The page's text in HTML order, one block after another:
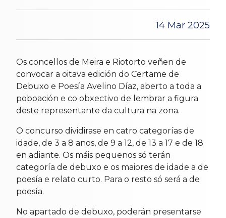
14 Mar 2025
Os concellos de Meira e Riotorto veñen de
convocar a oitava edición do Certame de
Debuxo e Poesía Avelino Díaz, aberto a toda a
poboación e co obxectivo de lembrar a figura
deste representante da cultura na zona.
O concurso dividirase en catro categorías de
idade, de 3 a 8 anos, de 9 a 12, de 13 a 17 e de 18
en adiante. Os máis pequenos só terán
categoría de debuxo e os maiores de idade a de
poesía e relato curto. Para o resto só será a de
poesía.
No apartado de debuxo, poderán presentarse